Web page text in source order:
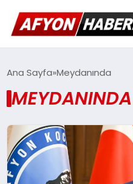
AFYON HABER
BELEDIYELER
Ana Sayfa Meydanında